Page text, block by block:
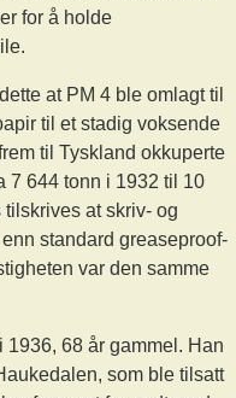
for å holde
at PM 4 ble omlagt til
til et stadig voksende
til Tyskland okkuperte
7 644 tonn i 1932 til 10
at skriv- og
standard greaseproof-
var den samme
68 år gammel. Han
som ble tilsatt